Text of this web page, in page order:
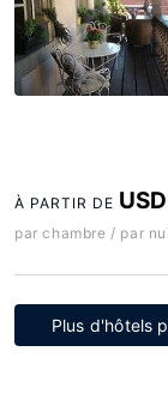
À PARTIR DE
par chambre / par
Plus d'hôtels